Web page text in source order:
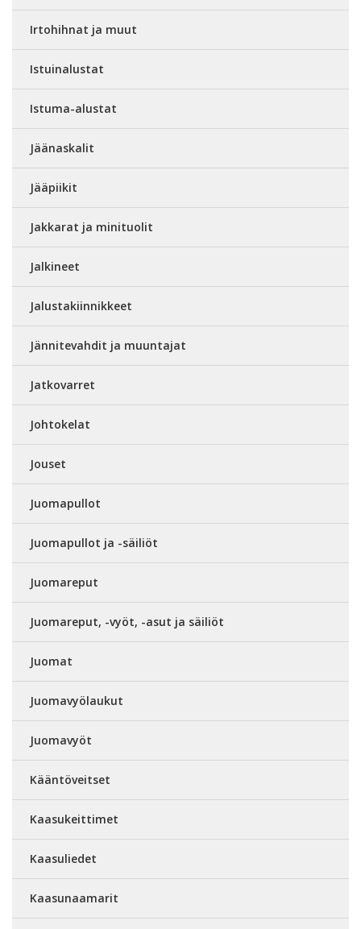
Irtohihnat ja muut
Istuinalustat
Istuma-alustat
Jäänaskalit
Jääpiikit
Jakkarat ja minituolit
Jalkineet
Jalustakiinnikkeet
Jännitevahdit ja muuntajat
Jatkovarret
Johtokelat
Jouset
Juomapullot
Juomapullot ja -säiliöt
Juomareput
Juomareput, -vyöt, -asut ja säiliöt
Juomat
Juomavyölaukut
Juomavyöt
Kääntöveitset
Kaasukeittimet
Kaasuliedet
Kaasunaamarit